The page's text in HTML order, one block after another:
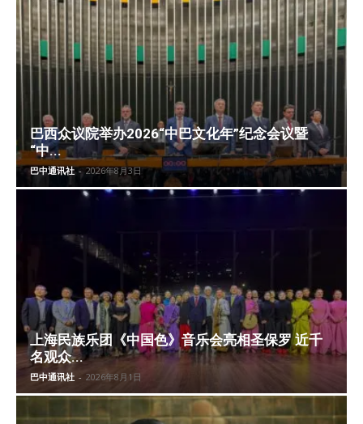
巴西众议院举办2026“中巴文化年”纪念会议暨
“中...
巴中通讯社 - 2026年8月3日
上海民族乐团《中国色》音乐会亮相圣保罗 近千
名观众...
巴中通讯社 - 2026年8月1日